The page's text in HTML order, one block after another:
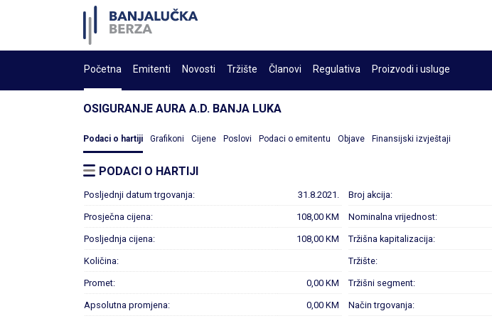
Početna Emitenti Novosti Tržište Članovi Regulativa Proizvodi i usluge
OSIGURANJE AURA A.D. BANJA LUKA
Podaci o hartiji Grafikoni Cijene Poslovi Podaci o emitentu Objave Finansijski izvještaji
PODACI O HARTIJI
Posljednji datum trgovanja: 31.8.2021.
Prosječna cijena: 108,00 KM
Posljednja cijena: 108,00 KM
Količina:
Promet: 0,00 KM
Apsolutna promjena: 0,00 KM
Broj akcija:
Nominalna vrijednost:
Tržišna kapitalizacija:
Tržište:
Tržišni segment:
Način trgovanja: